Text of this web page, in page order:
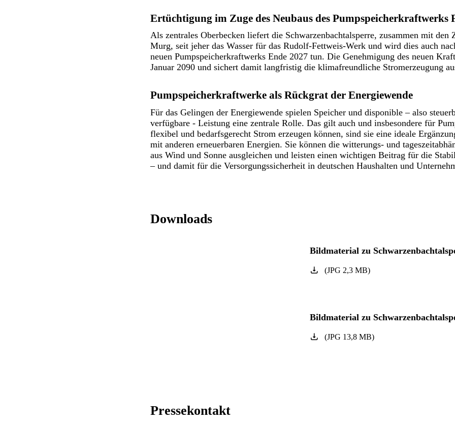
Ertüchtigung im Zuge des Neubaus des Pumpspeicherkraftwerks
Als zentrales Oberbecken liefert die Schwarzenbachtalsperre, zusammen mit den
Murg, seit jeher das Wasser für das Rudolf-Fettweis-Werk und wird dies auch
neuen Pumpspeicherkraftwerks Ende 2027 tun. Die Genehmigung des neuen
Januar 2090 und sichert damit langfristig die klimafreundliche Stromerzeugung
Pumpspeicherkraftwerke als Rückgrat der Energiewende
Für das Gelingen der Energiewende spielen Speicher und disponible – also
verfügbare - Leistung eine zentrale Rolle. Das gilt auch und insbesondere für
flexibel und bedarfsgerecht Strom erzeugen können, sind sie eine ideale
mit anderen erneuerbaren Energien. Sie können die witterungs- und
aus Wind und Sonne ausgleichen und leisten einen wichtigen Beitrag für die
– und damit für die Versorgungssicherheit in deutschen Haushalten und
Downloads
Bildmaterial zu
(JPG 2,3 MB)
Bildmaterial zu
(JPG 13,8 MB)
Pressekontakt